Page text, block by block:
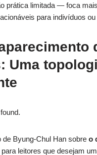
prática limitada — foca
para indivíduos
Uma
de Byung-Chul Han sobre o
para leitores que desejam